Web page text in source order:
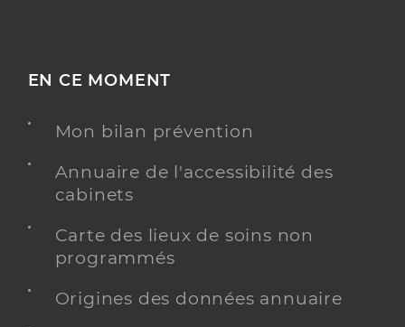
EN CE MOMENT
Mon bilan prévention
Annuaire de l'accessibilité des
cabinets
Carte des lieux de soins non
programmés
Origines des données annuaire